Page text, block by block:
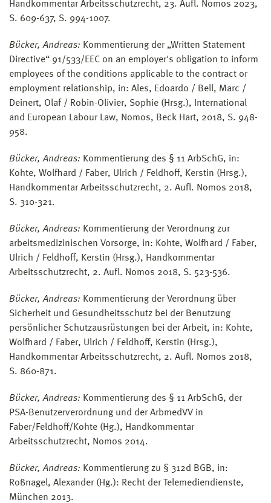
Handkommentar Arbeitsschutzrecht, 23. Aufl. Nomos 2023,
S. 609-637, S. 994-1007.
Bücker, Andreas: Kommentierung der „Written Statement
Directive“ 91/533/EEC on an employer's obligation to inform
employees of the conditions applicable to the contract or
employment relationship, in: Ales, Edoardo / Bell, Marc /
Deinert, Olaf / Robin-Olivier, Sophie (Hrsg.), International
and European Labour Law, Nomos, Beck Hart, 2018, S. 948-
958.
Bücker, Andreas: Kommentierung des § 11 ArbSchG, in:
Kohte, Wolfhard / Faber, Ulrich / Feldhoff, Kerstin (Hrsg.),
Handkommentar Arbeitsschutzrecht, 2. Aufl. Nomos 2018,
S. 310-321.
Bücker, Andreas: Kommentierung der Verordnung zur
arbeitsmedizinischen Vorsorge, in: Kohte, Wolfhard / Faber,
Ulrich / Feldhoff, Kerstin (Hrsg.), Handkommentar
Arbeitsschutzrecht, 2. Aufl. Nomos 2018, S. 523-536.
Bücker, Andreas: Kommentierung der Verordnung über
Sicherheit und Gesundheitsschutz bei der Benutzung
persönlicher Schutzausrüstungen bei der Arbeit, in: Kohte,
Wolfhard / Faber, Ulrich / Feldhoff, Kerstin (Hrsg.),
Handkommentar Arbeitsschutzrecht, 2. Aufl. Nomos 2018,
S. 860-871.
Bücker, Andreas: Kommentierung des § 11 ArbSchG, der
PSA-Benutzerverordnung und der ArbmedVV in
Faber/Feldhoff/Kohte (Hg.), Handkommentar
Arbeitsschutzrecht, Nomos 2014.
Bücker, Andreas: Kommentierung zu § 312d BGB, in:
Roßnagel, Alexander (Hg.): Recht der Telemediendienste,
München 2013.